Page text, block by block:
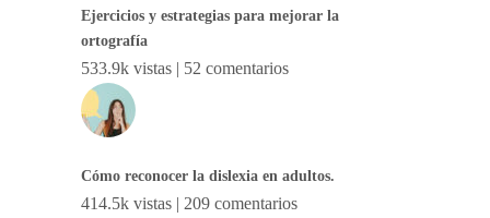
Ejercicios y estrategias para mejorar la
ortografía
533.9k vistas | 52 comentarios
Cómo reconocer la dislexia en adultos.
414.5k vistas | 209 comentarios